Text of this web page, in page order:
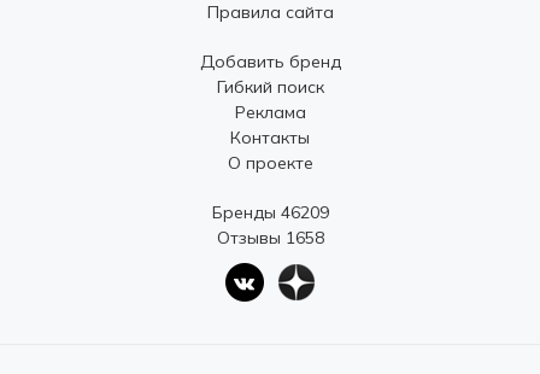
Правила сайта
Добавить бренд
Гибкий поиск
Реклама
Контакты
О проекте
Бренды 46209
Отзывы 1658